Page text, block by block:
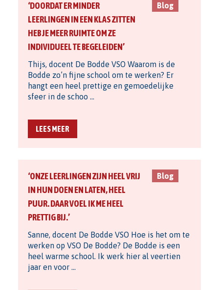
‘DOORDAT ER MINDER
LEERLINGEN IN EEN KLAS ZITTEN
HEB JE MEER RUIMTE OM ZE
INDIVIDUEEL TE BEGELEIDEN’
Blog
Thijs, docent De Bodde VSO Waarom is de
Bodde zo’n fijne school om te werken? Er
hangt een heel prettige en gemoedelijke
sfeer in de schoo …
LEES MEER
‘ONZE LEERLINGEN ZIJN HEEL VRIJ
IN HUN DOEN EN LATEN, HEEL
PUUR. DAAR VOEL IK ME HEEL
PRETTIG BIJ.’
Blog
Sanne, docent De Bodde VSO Hoe is het om te
werken op VSO De Bodde? De Bodde is een
heel warme school. Ik werk hier al veertien
jaar en voor …